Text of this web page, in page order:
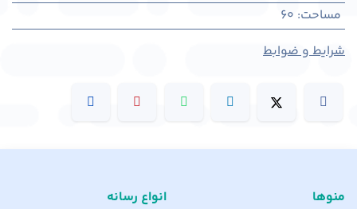
مساحت:
60
شرایط و ضوابط
منوها انواع رسانه